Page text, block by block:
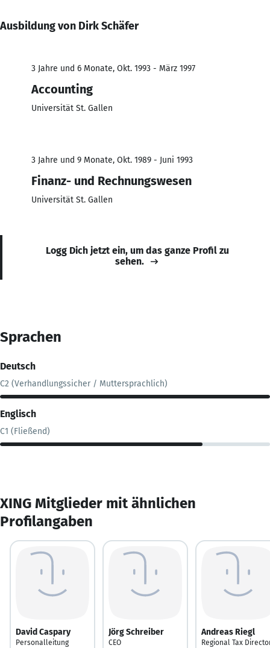
Ausbildung von Dirk Schäfer
3 Jahre und 6 Monate, Okt. 1993 - März 1997
Accounting
Universität St. Gallen
3 Jahre und 9 Monate, Okt. 1989 - Juni 1993
Finanz- und Rechnungswesen
Universität St. Gallen
Logg Dich jetzt ein, um das ganze Profil zu
sehen.
Sprachen
Deutsch
C2 (Verhandlungssicher / Muttersprachlich)
Englisch
C1 (Fließend)
XING Mitglieder mit ähnlichen
Profilangaben
David Caspary
Personalleitung
Jörg Schreiber
CEO
Andreas Riegl
Regional Tax